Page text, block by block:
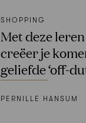
SHOPPING
Met deze
creëer je
geliefde ‘off-
PERNILLE HANSUM